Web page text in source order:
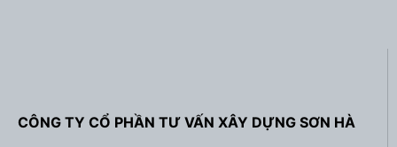
CÔNG TY CỔ PHẦN TƯ VẤN XÂY DỰNG SƠN HÀ